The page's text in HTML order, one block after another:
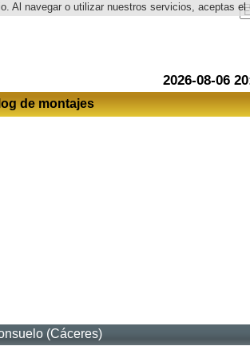
Al navegar o utilizar nuestros servicios, aceptas
Idioma
2026-08-06
de montajes
(Cáceres)